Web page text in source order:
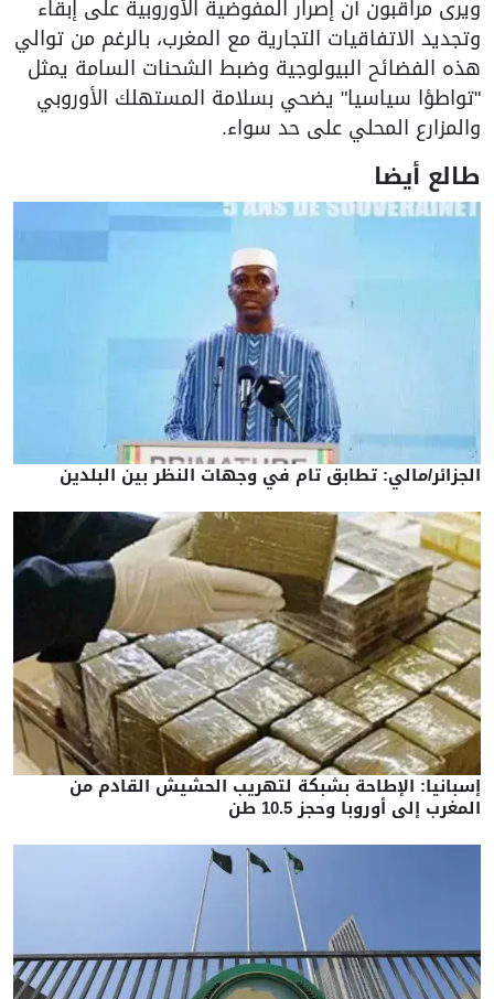
ويرى مراقبون أن إصرار المفوضية الأوروبية على إبقاء
وتجديد الاتفاقيات التجارية مع المغرب، بالرغم من توالي
هذه الفضائح البيولوجية وضبط الشحنات السامة يمثل
"تواطؤا سياسيا" يضحي بسلامة المستهلك الأوروبي
والمزارع المحلي على حد سواء.
طالع أيضا
الجزائر/مالي: تطابق تام في وجهات النظر بين البلدين
إسبانيا: الإطاحة بشبكة لتهريب الحشيش القادم من
المغرب إلى أوروبا وحجز 10.5 طن